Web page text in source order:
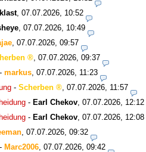
, 07.07.2026, 10:52
07.07.2026, 10:49
07.07.2026, 09:57
07.07.2026, 09:37
- markus 07.07.2026, 11:23
- Scherben
07.07.2026, 11:57
- Earl Chekov 07.07.2026, 12:12
- Earl Chekov 07.07.2026, 12:08
07.07.2026, 09:32
- Marc2006 07.07.2026, 09:42